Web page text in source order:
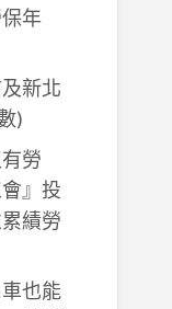
年
新北
)
勞
』投
績勞
也能